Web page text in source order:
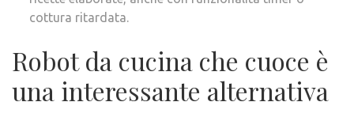
cottura ritardata.
Robot da cucina che cuoce è
una interessante alternativa